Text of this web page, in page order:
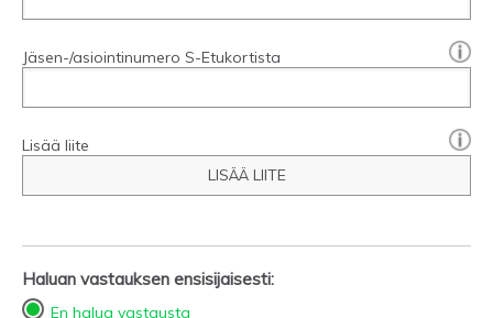
Jäsen-/asiointinumero S-Etukortista
Lisää liite
LISÄÄ LIITE
Haluan vastauksen ensisijaisesti:
En halua vastausta